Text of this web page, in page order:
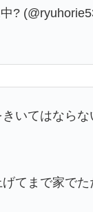
?
いてはなら
てまで家で